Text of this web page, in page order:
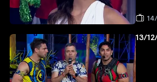
13/